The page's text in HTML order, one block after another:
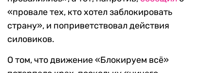
«провале тех, кто хотел заблокировать
страну», и поприветствовал действия
силовиков.
О том, что движение «Блокируем всё»